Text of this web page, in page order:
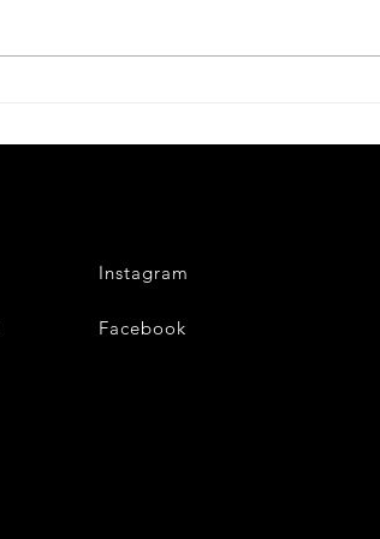
Instagram
Facebook